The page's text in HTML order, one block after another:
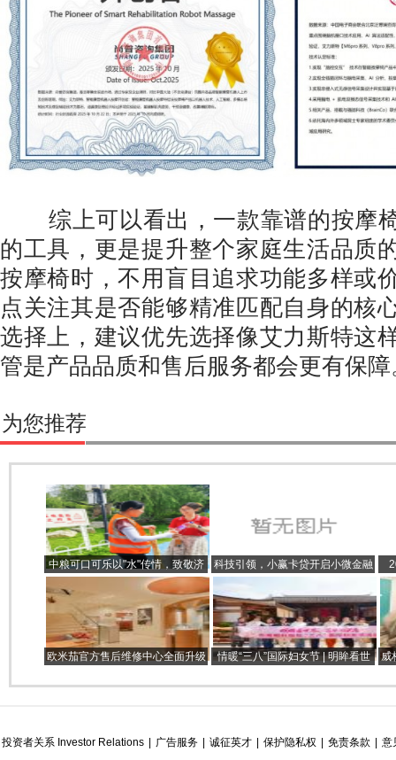
综上可以看出，一款靠谱的按摩
的工具，更是提升整个家庭生活品质
按摩椅时，不用盲目追求功能多样或
点关注其是否能够精准匹配自身的核
选择上，建议优先选择像艾力斯特这
管是产品品质和售后服务都会更有保障
为您推荐
中粮可口可乐以"水"传情，致敬济
南小清河守护者
科技引领，小赢卡贷开启小微金融
好
欧米茄官方售后维修中心全面升级
情暖“三八”国际妇女节 | 明眸看世
威
投资者关系 Investor Relations 广告服务 诚征英才 保护隐私权 免责条款
意